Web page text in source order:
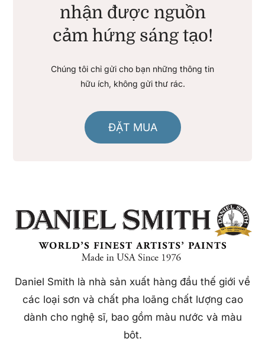
nhận được nguồn
cảm hứng sáng tạo!
Chúng tôi chỉ gửi cho bạn những thông tin
hữu ích, không gửi thư rác.
ĐẶT MUA
Daniel Smith là nhà sản xuất hàng đầu thế giới về
các loại sơn và chất pha loãng chất lượng cao
dành cho nghệ sĩ, bao gồm màu nước và màu
bột.